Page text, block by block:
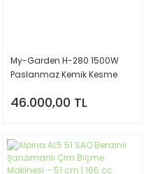
My-Garden H-280 1500W
Paslanmaz Kemik Kesme
46.000,00 TL